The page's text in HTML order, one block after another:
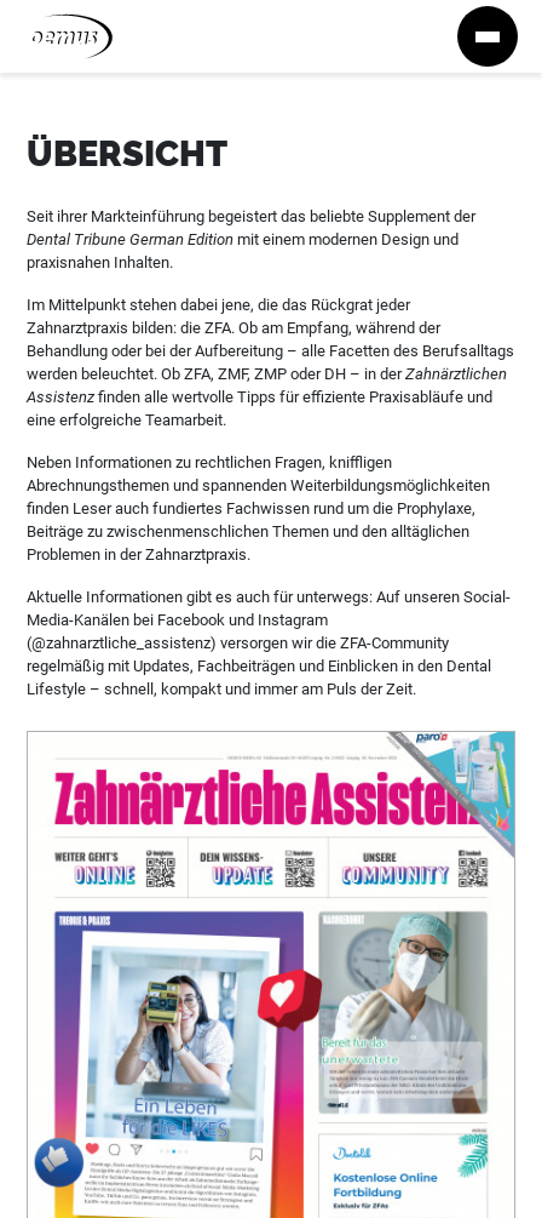
Zum Inhalt springen
ÜBERSICHT
Seit ihrer Markteinführung begeistert das beliebte Supplement der
Dental Tribune German Edition mit einem modernen Design und
praxisnahen Inhalten.
Im Mittelpunkt stehen dabei jene, die das Rückgrat jeder
Zahnarztpraxis bilden: die ZFA. Ob am Empfang, während der
Behandlung oder bei der Aufbereitung – alle Facetten des Berufsalltags
werden beleuchtet. Ob ZFA, ZMF, ZMP oder DH – in derZahnärztlichen
Assistenz finden alle wertvolle Tipps für effiziente Praxisabläufe und
eine erfolgreiche Teamarbeit.
Neben Informationen zu rechtlichen Fragen, kniffligen
Abrechnungsthemen und spannenden Weiterbildungsmöglichkeiten
finden Leser auch fundiertes Fachwissen rund um die Prophylaxe,
Beiträge zu zwischenmenschlichen Themen und den alltäglichen
Problemen in der Zahnarztpraxis.
Aktuelle Informationen gibt es auch für unterwegs: Auf unseren Social-
Media-Kanälen bei Facebook und Instagram
(@zahnarztliche_assistenz) versorgen wir die ZFA-Community
regelmäßig mit Updates, Fachbeiträgen und Einblicken in den Dental
Lifestyle – schnell, kompakt und immer am Puls der Zeit.